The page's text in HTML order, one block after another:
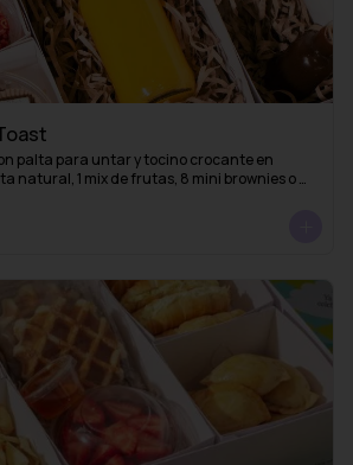
palta para untar y tocino crocante en
natural, 1 mix de frutas, 8 mini brownies o
café americano)